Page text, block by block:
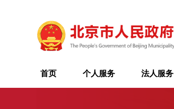
首页 个人服务 法人服务